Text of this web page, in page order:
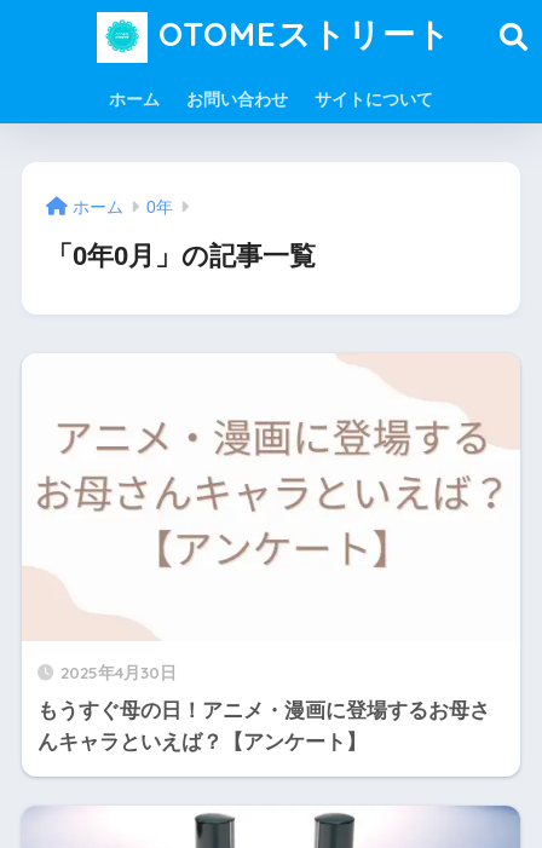
OTOMEストリート
ホーム お問い合わせ サイトについて
ホーム 0年
「0年0月」の記事一覧
2025年4月30日
もうすぐ母の日！アニメ・漫画に登場するお母さ
んキャラといえば？【アンケート】